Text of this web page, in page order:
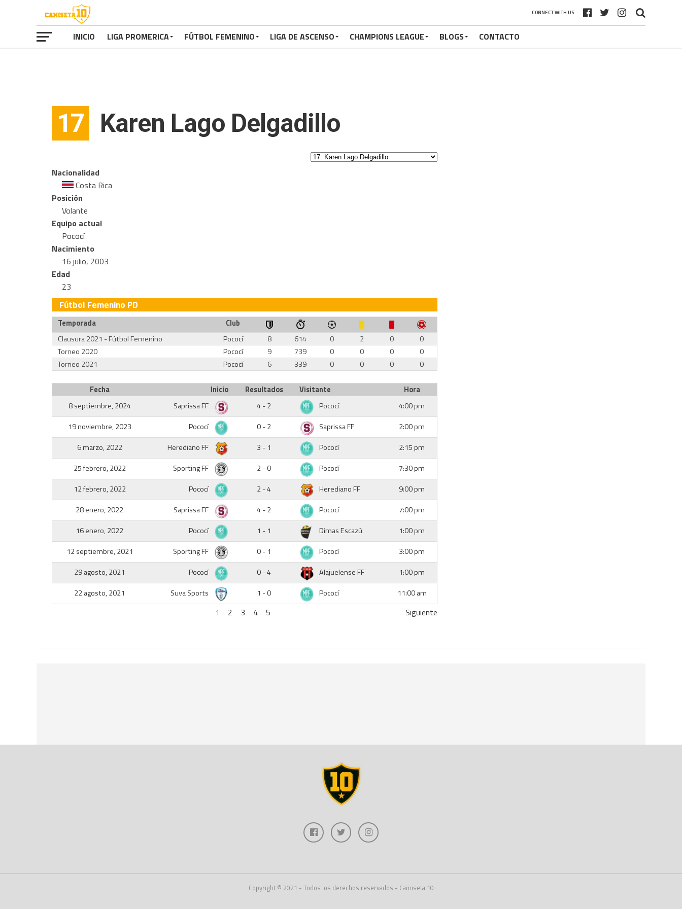
CONNECT WITH US
INICIO LIGA PROMERICA FÚTBOL FEMENINO LIGA DE ASCENSO CHAMPIONS LEAGUE BLOGS CONTACTO
17 Karen Lago Delgadillo
Nacionalidad
Costa Rica
Posición
Volante
Equipo actual
Pococí
Nacimiento
16 julio, 2003
Edad
23
Fútbol Femenino PD
Temporada
Club
Clausura 2021 - Fútbol Femenino
Pococí 8 614 0 2 0
0
Torneo 2020
Pococí 9 739 0 0 0
0
Torneo 2021
Pococí 6 339 0 0 0 0
Fecha Inicio Resultados Visitante
Hora
8 septiembre, 2024
Saprissa FF 4 - 2 Pococí
4:00 pm
19 noviembre, 2023
Pococí 0 - 2 Saprissa FF
2:00 pm
6 marzo, 2022
Herediano FF 3 - 1 Pococí
2:15 pm
25 febrero, 2022
Sporting FF 2 - 0 Pococí
7:30 pm
12 febrero, 2022
Pococí 2 - 4 Herediano FF
9:00 pm
28 enero, 2022
Saprissa FF 4 - 2 Pococí
7:00 pm
16 enero, 2022
Pococí 1 - 1 Dimas Escazú
1:00 pm
12 septiembre, 2021
Sporting FF 0 - 1 Pococí
3:00 pm
29 agosto, 2021
Pococí 0 - 4 Alajuelense FF
1:00 pm
22 agosto, 2021
Suva Sports 1 - 0 Pococí 11:00 am
1 2 3 4 5 Siguiente
Copyright © 2021 - Todos los derechos reservados - Camiseta 10